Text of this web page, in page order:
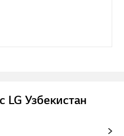
LG Узбекистан